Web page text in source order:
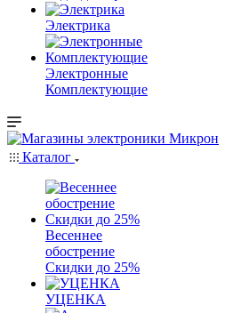
Электрика
Электронные
Комплектующие
Каталог
Весеннее
обострение
Скидки до 25%
УЦЕНКА